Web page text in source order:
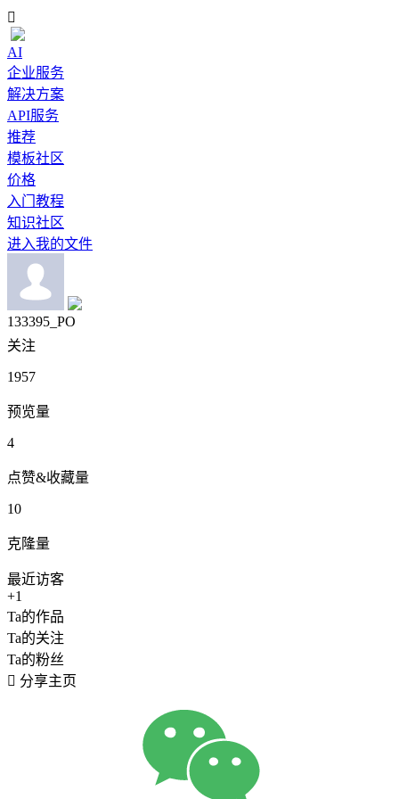

AI
企业服务
解决方案
API服务
推荐
模板社区
价格
入门教程
知识社区
进入我的文件
133395_PO
关注
1957
预览量
4
点赞&收藏量
10
克隆量
最近访客
+1
Ta的作品
Ta的关注
Ta的粉丝
 分享主页